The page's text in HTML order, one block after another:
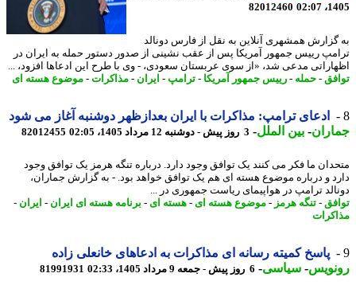
82012460
همشهری آنلاین به نقل از فارس دونالد
رییس جمهور آمریکا پس از عقب نشینی از صدور دستور حمله به ایران در
مدعی شد، «از سوی عربستان سعودی، - وی با طرح این ادعاها افزود، ...
-حمله-رییس جمهور آمریکا- ترامپ -ایران - مذاکرات- موضوع هسته ای
ادعای ترامپ: مذاکرات با ایران بعدازظهر دوشنبه آغاز می شود
- بین الملل-3 روز پیش - دوشنبه 12 مرداد 1405، 02:05 82012455
ما فکر می کنند یک توافق وجود دارد. درباره تنگه هرمز یک توافق وجود
و درباره موضوع هسته ای هم یک توافق خواهد بود. - به گزارش جماران،
ترامپ در هواپیمای ریاست جمهوری در ...
-تنگه هرمز- موضوع هسته ای- هسته ای- برنامه هسته ای ایران - ایران -
پاسخ کمیته رسانه ای مذاکرات به ادعاهای خانعلی زاده
-سیاسی-6 روز پیش - جمعه 9 مرداد 1405، 02:33 81991931